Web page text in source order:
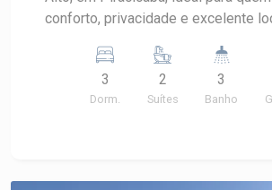
conforto, privacidade e excelente
espaço com churrasqueira, este
praticidade para o dia a dia em um
mais tradicionais de Piracicaba.
3
Dorm.
2
Suítes
3
Banho